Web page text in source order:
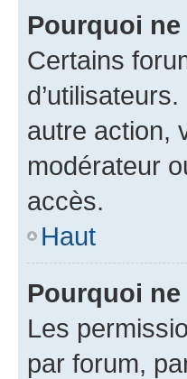
Pourquoi
Certains
autre action,
modérateur
accès.
Haut
Pourquoi
Les
par forum,